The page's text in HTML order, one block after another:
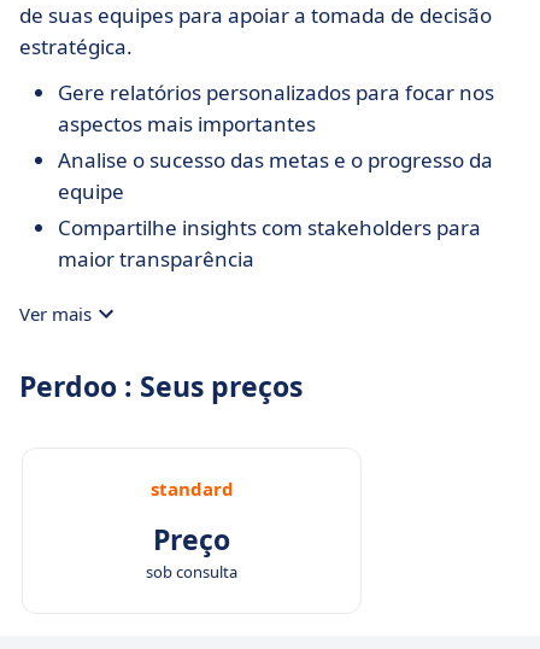
de suas equipes para apoiar a tomada de decisão
estratégica.
Gere relatórios personalizados para focar nos
aspectos mais importantes
Analise o sucesso das metas e o progresso da
equipe
Compartilhe insights com stakeholders para
maior transparência
Ver mais
Perdoo : Seus preços
standard
Preço
sob consulta